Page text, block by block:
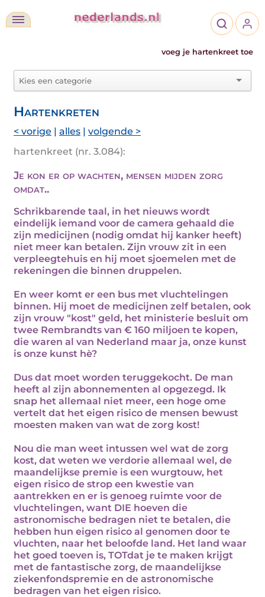
voeg je hartenkreet toe
Hartenkreten
< vorige | alles | volgende >
hartenkreet (nr. 3.084):
Je kon er op wachten, mensen mijden zorg
omdat..
Schrikbarende taal, in het nieuws wordt
eindelijk iemand voor de camera gehaald die
zijn medicijnen (nodig omdat hij kanker heeft)
niet meer kan betalen. Zijn vrouw zit in een
verpleegtehuis en hij moet sjoemelen met de
rekeningen die binnen druppelen.
En weer komt er een bus met vluchtelingen
binnen. Hij moet de medicijnen zelf betalen, ook
zijn vrouw "kost" geld, het ministerie besluit om
twee Rembrandts van € 160 miljoen te kopen,
die waren al van Nederland maar ja, onze kunst
is onze kunst hè?
Dus dat moet worden teruggekocht. De man
heeft al zijn abonnementen al opgezegd. Ik
snap het allemaal niet meer, een hoge ome
vertelt dat het eigen risico de mensen bewust
moesten maken van wat de zorg kost!
Nou die man weet intussen wel wat de zorg
kost, dat weten we verdorie allemaal wel, de
maandelijkse premie is een wurgtouw, het
eigen risico de strop een kwestie van
aantrekken en er is genoeg ruimte voor de
vluchtelingen, want DIE hoeven die
astronomische bedragen niet te betalen, die
hebben hun eigen risico al genomen door te
vluchten, naar het beloofde land. Het land waar
het goed toeven is, TOTdat je te maken krijgt
met de fantastische zorg, de maandelijkse
ziekenfondspremie en de astronomische
bedragen van het eigen risico.